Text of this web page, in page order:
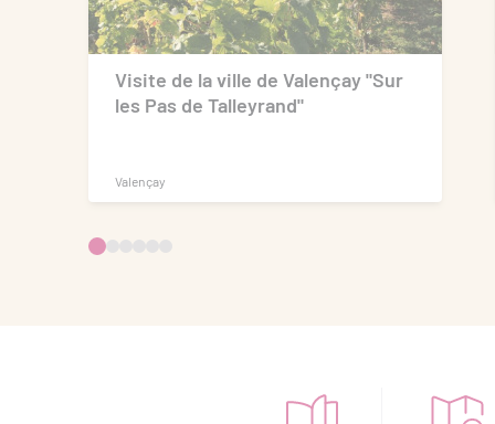
Tarif réduit
Tarif enfant
Visite de la ville de Valençay "Sur
les Pas de Talleyrand"
Valençay